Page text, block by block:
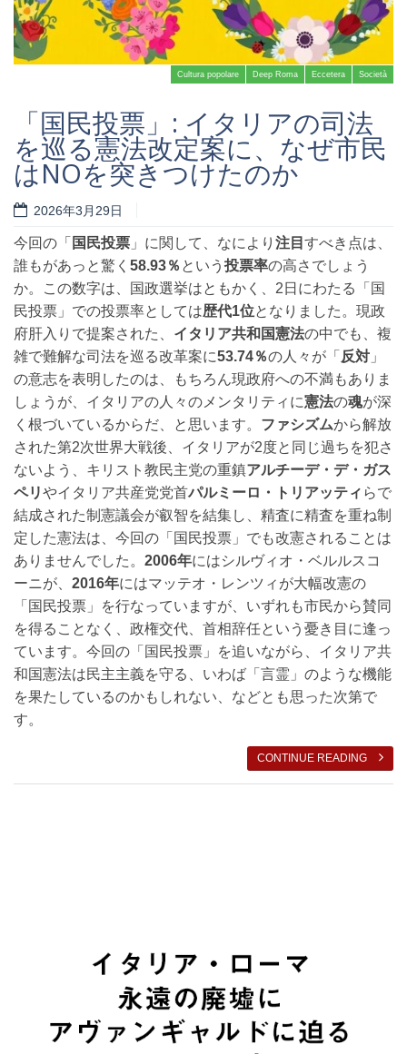
Cultura popolare Deep Roma Eccetera Società
Read more
「国民投票」: イタリアの司法
を巡る憲法改定案に、なぜ市民
はNOを突きつけたのか
2026年3月29日
今回の「 国民投票 」に関して、なにより 注目 すべき点は、
誰もがあっと驚く 58.93％ という 投票率の高さでしょう
か。この数字は、国政選挙はともかく、2日にわたる「国
民投票」での投票率としては歴代1位となりました。現政
府肝入りで提案された、 イタリア共和国憲法の中でも、複
雑で難解な司法を巡る改革案に53.74％の人々が「 反対 」
の意志を表明したのは、もちろん現政府への不満もありま
しょうが、イタリアの人々のメンタリティに憲法の魂が深
く根づいているからだ、と思います。 ファシズムから解放
された第2次世界大戦後、イタリアが2度と同じ過ちを犯さ
ないよう、キリスト教民主党の重鎮アルチーデ・デ・ガス
ペリやイタリア共産党党首パルミーロ・トリアッティ らで
結成された制憲議会が叡智を結集し、精査に精査を重ね制
定した憲法は、今回の「国民投票」でも改憲されることは
ありませんでした。 2006年にはシルヴィオ・ベルルスコ
ーニが、 2016年にはマッテオ・レンツィが大幅改憲の
「国民投票」を行なっていますが、いずれも市民から賛同
を得ることなく、政権交代、首相辞任という憂き目に逢っ
ています。今回の「国民投票」を追いながら、イタリア共
和国憲法は民主主義を守る、いわば「言霊」のような機能
を果たしているのかもしれない、などとも思った次第で
す。
CONTINUE READING